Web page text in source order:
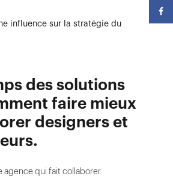
influence sur la stratégie du
des solutions
faire mieux
designers et
agence qui fait collaborer